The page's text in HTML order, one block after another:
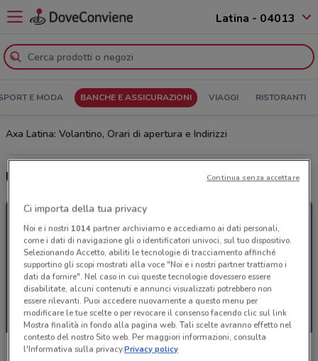
Latina - 04013
E MODA BANCHE E ASSICURAZIONI VIAGGI RISTORANTI
Axa Latina: Volantino, Orari di apertura e Indirizzi
Ultime offerte del volantino Axa
Axa
Ci importa della tua privacy
Noi e i nostri 1014partner archiviamo e accediamo ai dati personali,
come i dati di navigazione gli o identificatori univoci, sul tuo dispositivo.
Selezionando Accetto, abiliti le tecnologie di tracciamento affinché
supportino gli scopi mostrati alla voce "Noi e i nostri partner trattiamo i
dati da fornire". Nel caso in cui queste tecnologie dovessero essere
disabilitate, alcuni contenuti e annunci visualizzati potrebbero non
essere rilevanti. Puoi accedere nuovamente a questo menu per
modificare le tue scelte o per revocare il consenso facendo clic sul link
Mostra finalità in fondo alla pagina web. Tali scelte avranno effetto nel
contesto del nostro Sito web. Per maggiori informazioni, consulta
l'Informativa sulla privacy.Privacy policy
Continua senza accettare